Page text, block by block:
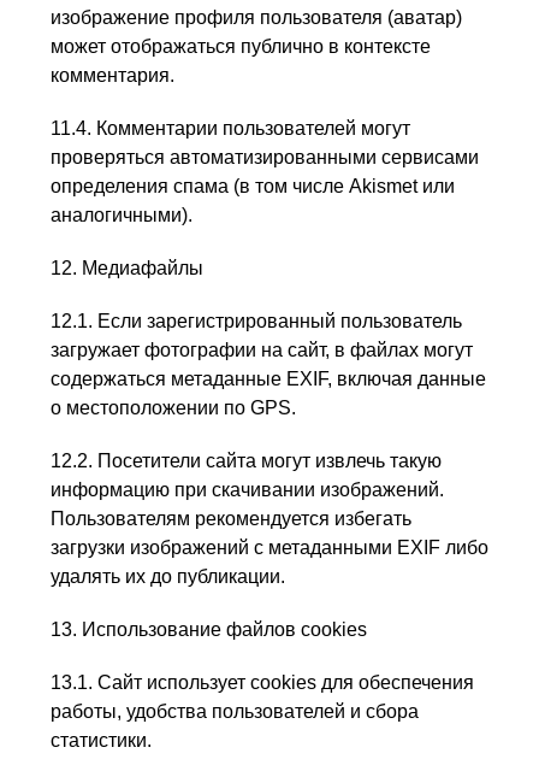
изображение профиля пользователя (аватар)
может отображаться публично в контексте
комментария.
11.4. Комментарии пользователей могут
проверяться автоматизированными сервисами
определения спама (в том числе Akismet или
аналогичными).
12. Медиафайлы
12.1. Если зарегистрированный пользователь
загружает фотографии на сайт, в файлах могут
содержаться метаданные EXIF, включая данные
о местоположении по GPS.
12.2. Посетители сайта могут извлечь такую
информацию при скачивании изображений.
Пользователям рекомендуется избегать
загрузки изображений с метаданными EXIF либо
удалять их до публикации.
13. Использование файлов cookies
13.1. Сайт использует cookies для обеспечения
работы, удобства пользователей и сбора
статистики.